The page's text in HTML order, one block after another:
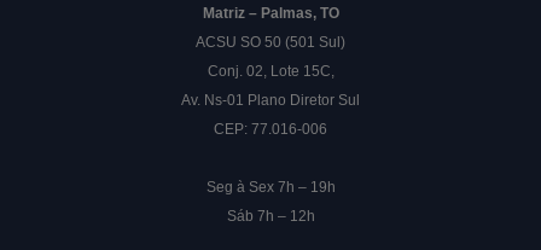
Matriz – Palmas, TO
ACSU SO 50 (501 Sul)
Conj. 02, Lote 15C,
Av. Ns-01 Plano Diretor Sul
CEP: 77.016-006
Seg à Sex 7h – 19h
Sáb 7h – 12h